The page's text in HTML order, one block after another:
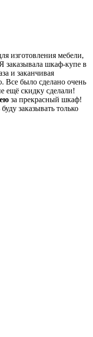
изготовления мебели,
заказывала шкаф-купе в
и заканчивая
Все было сделано очень
ещё скидку сделали!
за прекрасный шкаф!
заказывать только